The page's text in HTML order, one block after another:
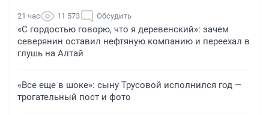
21 час 11 573 Обсудить
«С гордостью говорю, что я деревенский»: зачем
северянин оставил нефтяную компанию и переехал в
глушь на Алтай
«Все еще в шоке»: сыну Трусовой исполнился год —
трогательный пост и фото